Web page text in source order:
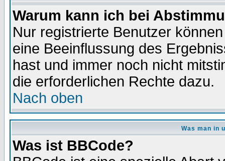
Warum kann ich bei
Nur registrierte Benutzer
eine Beeinflussung des
hast und immer noch nicht
die erforderlichen Rechte dazu.
Nach oben
Was man in
Was ist BBCode?